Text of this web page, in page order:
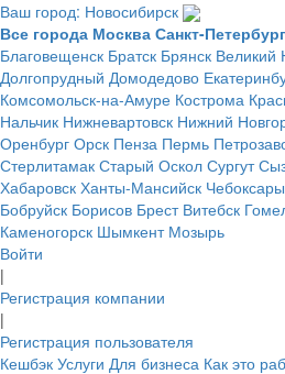
Ваш город: Новосибирск
Все города Москва Санкт-Петербург
Благовещенск Братск Брянск Великий
Долгопрудный Домодедово
Комсомольск-на-Амуре Кострома
Нальчик Нижневартовск Нижний
Оренбург Орск Пенза Пермь
Стерлитамак Старый Оскол Сургут
Хабаровск Ханты-Мансийск Чебоксары
Бобруйск Борисов Брест Витебск
Каменогорск Шымкент Мозырь
Войти
|
Регистрация компании
|
Регистрация пользователя
Кешбэк Услуги Для бизнеса Как это